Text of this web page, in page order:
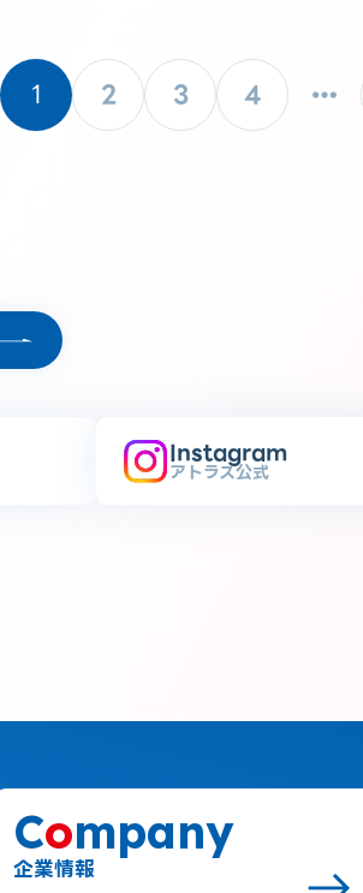
1 2 3 4
Instagram
アトラス公式
Company
企業情報